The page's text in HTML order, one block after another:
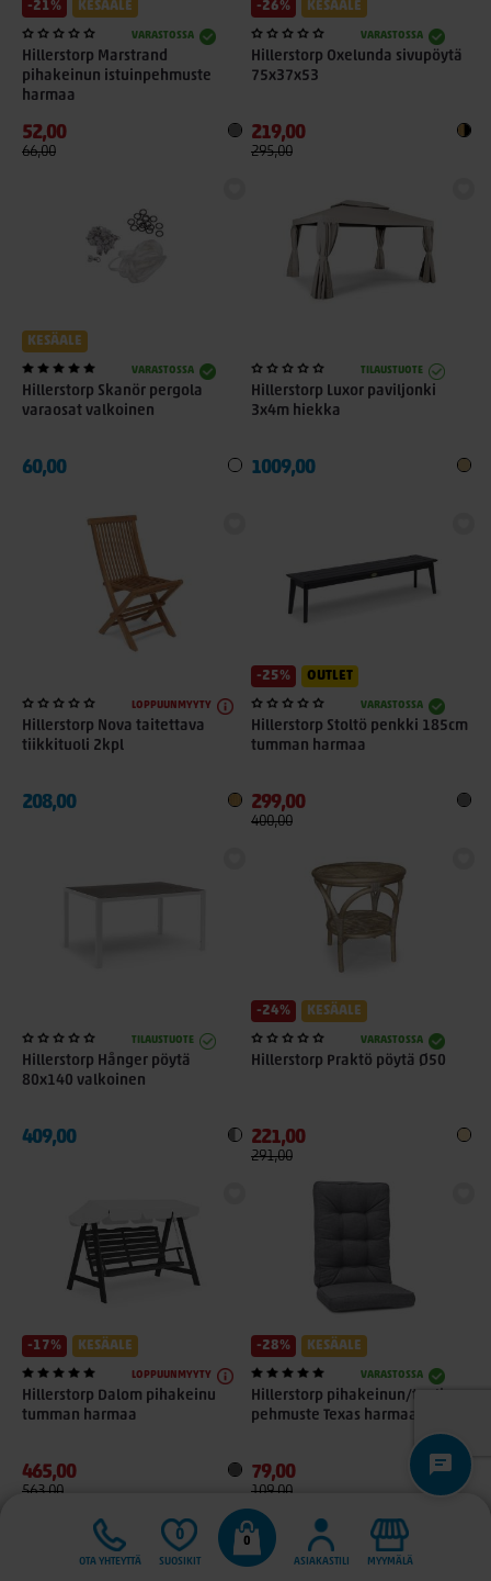
-21% KESÄALE
VARASTOSSA
Hillerstorp Marstrand
pihakeinun istuinpehmuste
harmaa
52,00
66,00
-26% KESÄALE
VARASTOSSA
Hillerstorp Oxelunda sivupöytä
75x37x53
219,00
295,00
KESÄALE
VARASTOSSA
Hillerstorp Skanör pergola
varaosat valkoinen
60,00
TILAUSTUOTE
Hillerstorp Luxor paviljonki
3x4m hiekka
1009,00
LOPPUUNMYYTY
Hillerstorp Nova taitettava
tiikkituoli 2kpl
208,00
-25% OUTLET
VARASTOSSA
Hillerstorp Stoltö penkki 185cm
tumman harmaa
299,00
400,00
TILAUSTUOTE
Hillerstorp Hånger pöytä
80x140 valkoinen
409,00
-24% KESÄALE
VARASTOSSA
Hillerstorp Praktö pöytä Ø50
221,00
291,00
-17% KESÄALE
LOPPUUNMYYTY
Hillerstorp Dalom pihakeinu
tumman harmaa
465,00
563,00
-28% KESÄALE
VARASTOSSA
Hillerstorp pihakeinun/tuolin
pehmuste Texas harmaa
79,00
109,00
OTA YHTEYTTÄ
0
SUOSIKIT
0
ASIAKASTILI
MYYMÄLÄ